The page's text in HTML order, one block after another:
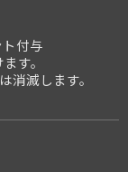
付与
す。
滅します。